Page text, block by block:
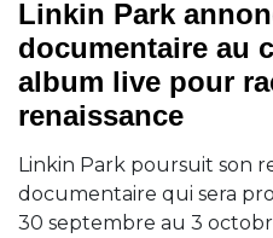
Linkin Park
documentaire au
album live pour
renaissance
Linkin Park poursuit son
documentaire qui sera
30 septembre au 3